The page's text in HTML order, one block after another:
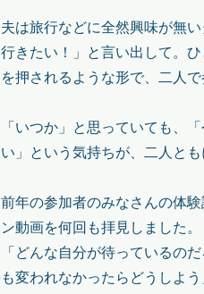
夫は旅行などに全然興味が無
行きたい！」と言い出して。
を押されるような形で、二人
「いつか」と思っていても、
い」という気持ちが、二人とも
前年の参加者のみなさんの体
ン動画を何回も拝見しました
「どんな自分が待っているの
も変われなかったらどうしよ